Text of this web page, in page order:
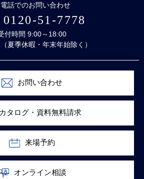
話でのお問い合わせ
0120-51-7778
付時間 9:00～18:00
夏季休暇・年末年始除く）
お問い合わせ
カタログ・資料無料請求
来場予約
オンライン相談